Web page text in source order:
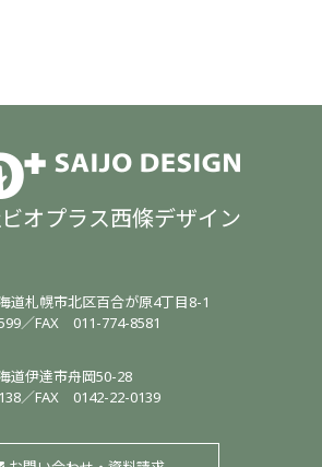
オプラス西條デザイン
道札幌市北区百合が原4丁目8-1
／FAX 011-774-8581
道伊達市舟岡50-28
／FAX 0142-22-0139